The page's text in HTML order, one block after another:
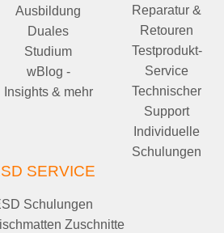
Ausbildung
Duales
Studium
wBlog -
Insights & mehr
Reparatur &
Retouren
Testprodukt-
Service
Technischer
Support
Individuelle
Schulungen
SERVICE
Schulungen
Zuschnitte